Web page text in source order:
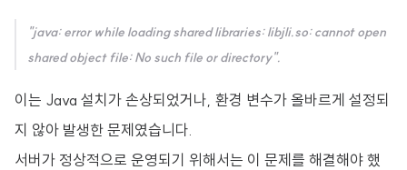
"java: error while loading shared libraries: libjli.so: cannot open
shared object file: No such file or directory".
이는 Java 설치가 손상되었거나, 환경 변수가 올바르게 설정되
지 않아 발생한 문제였습니다.
서버가 정상적으로 운영되기 위해서는 이 문제를 해결해야 했